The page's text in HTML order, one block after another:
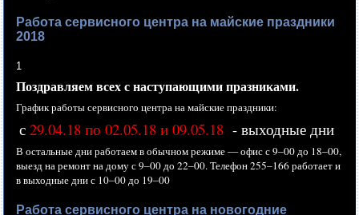
Работа сервисного центра на майские праздники
2018
1
Поздравляем всехс наступающимипразниками.
График работы сервисного центрана майскиепраздники:
с29.04.18 по 02.05.18 и 09.05.18 - выходные дни
В остальные дни работаемв обычномрежиме —офис с9–00 до 18–00,
выездна ремонтна домус9–00 до 22–00.Телефон255–166 работаети
в выходныедни с 10–00 до 19–00
Работа сервисного центра на новогодние